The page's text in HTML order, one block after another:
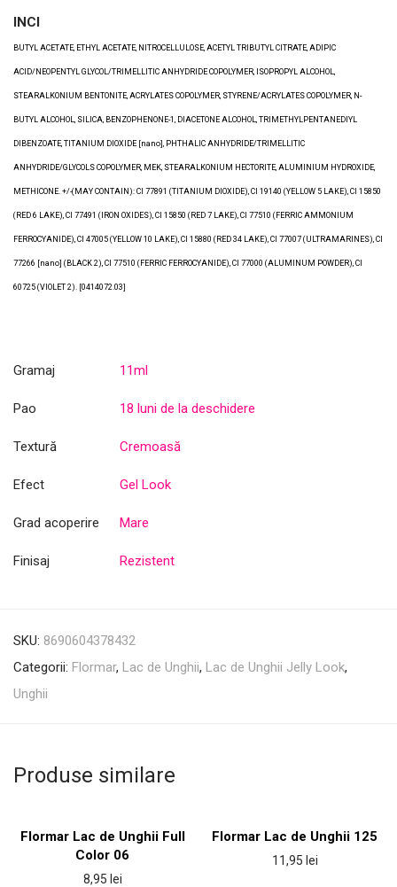
INCI
BUTYL ACETATE, ETHYL ACETATE, NITROCELLULOSE, ACETYL TRIBUTYL CITRATE, ADIPIC
ACID/NEOPENTYL GLYCOL/TRIMELLITIC ANHYDRIDE COPOLYMER, ISOPROPYL ALCOHOL,
STEARALKONIUM BENTONITE, ACRYLATES COPOLYMER, STYRENE/ACRYLATES COPOLYMER, N-
BUTYL ALCOHOL, SILICA, BENZOPHENONE-1, DIACETONE ALCOHOL, TRIMETHYLPENTANEDIYL
DIBENZOATE, TITANIUM DIOXIDE [nano], PHTHALIC ANHYDRIDE/TRIMELLITIC
ANHYDRIDE/GLYCOLS COPOLYMER, MEK, STEARALKONIUM HECTORITE, ALUMINIUM HYDROXIDE,
METHICONE. +/-(MAY CONTAIN): CI 77891 (TITANIUM DIOXIDE), CI 19140 (YELLOW 5 LAKE), CI 15850
(RED 6 LAKE), CI 77491 (IRON OXIDES), CI 15850 (RED 7 LAKE), CI 77510 (FERRIC AMMONIUM
FERROCYANIDE), CI 47005 (YELLOW 10 LAKE), CI 15880 (RED 34 LAKE), CI 77007 (ULTRAMARINES), CI
77266 [nano] (BLACK 2), CI 77510 (FERRIC FERROCYANIDE), CI 77000 (ALUMINUM POWDER), CI
60725 (VIOLET 2). [0414072.03]
Gramaj 11ml
Pao 18 luni de la deschidere
Textură Cremoasă
Efect Gel Look
Grad acoperire Mare
Finisaj Rezistent
SKU: 8690604378432
Categorii: Flormar, Lac de Unghii, Lac de Unghii Jelly Look,
Unghii
Produse similare
Flormar Lac de Unghii Full
Color 06
8,95 lei
Flormar Lac de Unghii 125
11,95 lei